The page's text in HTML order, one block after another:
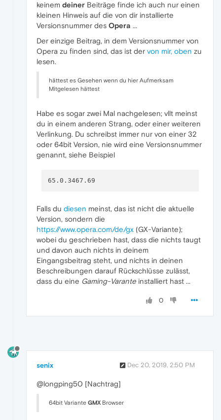
keinem deiner Beiträge finde ich auch nur einen
kleinen Hinweis auf die von dir installierte
Versionsnummer des Opera ...
Der einzige Beitrag, in dem Versionsnummer von
Opera zu finden sind, das ist der von mir, oben zu
lesen.
hättest es Gesehen wenn du hier Aufmerksam
Mitgelesen hättest
Habe es sogar zwei Mal nachgelesen; vllt meinst
du in einem anderen Strang, oder einer weiteren
Verlinkung. Du schreibst immer nur von einer 32
oder 64bit Version, nie wird eine Versionsnummer
genannt, siehe Beispiel
Falls du diesen meinst, das ist nicht die aktuelle
Version, sondern die
https://www.opera.com/de/gx (GX-Variante);
wobei du geschrieben hast, dass die nichts taugt
und davon auch nichts in deinem
Eingangsbeitrag steht, und nichts in deinen
Beschreibungen darauf Rückschlüsse zulässt,
dass du eine Gaming-Varante installiert hast ...
0
senix Dec 20, 2019, 2:50 PM
@longping50 [Nachtrag]
64bit Variante GMX Browser